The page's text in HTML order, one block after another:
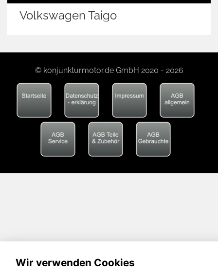
Volkswagen Taigo
© konjunkturmotor.de GmbH 2020 - 2026
Wir verwenden Cookies